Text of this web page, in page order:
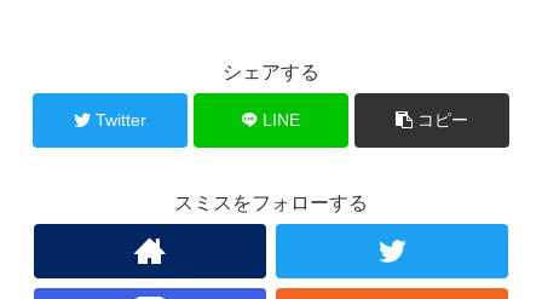
シェアする
Twitter LINE コピー
スミスをフォローする